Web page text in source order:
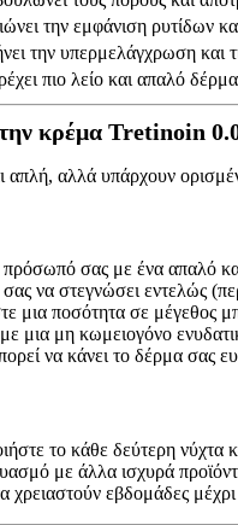
την εμφάνιση ρυτίδων
την υπερμελάγχρωση και
πιο λείο και απαλό δέρμα
κρέμα Tretinoin
αλλά υπάρχουν
σας με ένα απαλό
να στεγνώσει εντελώς
μια ποσότητα σε μέγεθος
μια μη κωμειογόνο
να κάνει το δέρμα σας
το κάθε δεύτερη νύχτα
με άλλα ισχυρά
χρειαστούν εβδομάδες